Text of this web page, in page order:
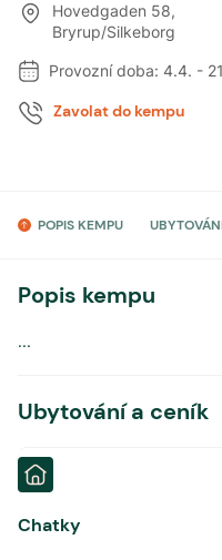
Hovedgaden 58,
Bryrup/Silkeborg
Provozní doba: 4.4. -
Zavolat do kempu
POPIS KEMPU
Popis kempu
...
Ubytování a ceník
Chatky